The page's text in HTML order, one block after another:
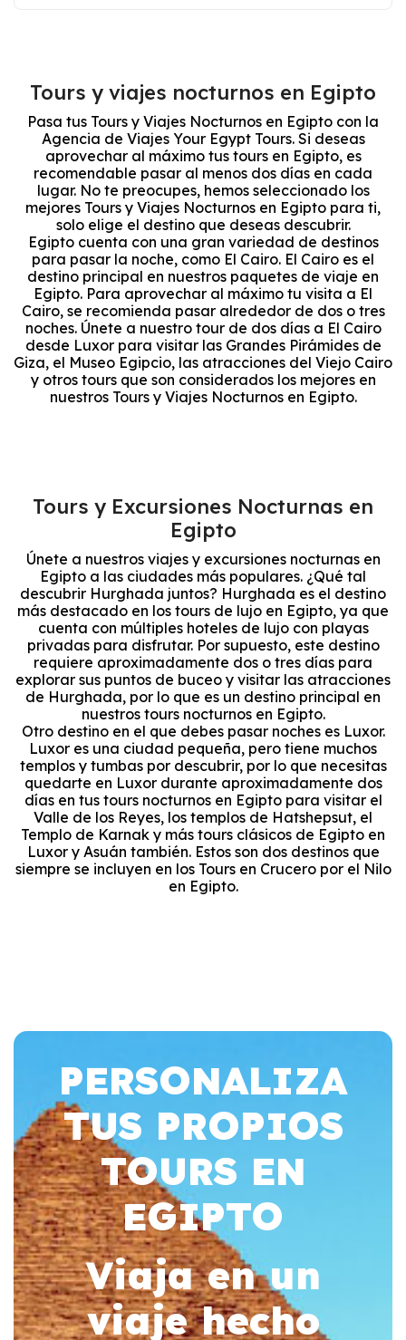
Tours y viajes nocturnos en Egipto
Pasa tus Tours y Viajes Nocturnos en Egipto con la
Agencia de Viajes Your Egypt Tours. Si deseas
aprovechar al máximo tus tours en Egipto, es
recomendable pasar al menos dos días en cada
lugar. No te preocupes, hemos seleccionado los
mejores Tours y Viajes Nocturnos en Egipto para ti,
solo elige el destino que deseas descubrir.
Egipto cuenta con una gran variedad de destinos
para pasar la noche, como El Cairo. El Cairo es el
destino principal en nuestros paquetes de viaje en
Egipto. Para aprovechar al máximo tu visita a El
Cairo, se recomienda pasar alrededor de dos o tres
noches. Únete a nuestro tour de dos días a El Cairo
desde Luxor para visitar las Grandes Pirámides de
Giza, el Museo Egipcio, las atracciones del Viejo Cairo
y otros tours que son considerados los mejores en
nuestros Tours y Viajes Nocturnos en Egipto.
Tours y Excursiones Nocturnas en
Egipto
Únete a nuestros viajes y excursiones nocturnas en
Egipto a las ciudades más populares. ¿Qué tal
descubrir Hurghada juntos? Hurghada es el destino
más destacado en los tours de lujo en Egipto, ya que
cuenta con múltiples hoteles de lujo con playas
privadas para disfrutar. Por supuesto, este destino
requiere aproximadamente dos o tres días para
explorar sus puntos de buceo y visitar las atracciones
de Hurghada, por lo que es un destino principal en
nuestros tours nocturnos en Egipto.
Otro destino en el que debes pasar noches es Luxor.
Luxor es una ciudad pequeña, pero tiene muchos
templos y tumbas por descubrir, por lo que necesitas
quedarte en Luxor durante aproximadamente dos
días en tus tours nocturnos en Egipto para visitar el
Valle de los Reyes, los templos de Hatshepsut, el
Templo de Karnak y más tours clásicos de Egipto en
Luxor y Asuán también. Estos son dos destinos que
siempre se incluyen en los Tours en Crucero por el Nilo
en Egipto.
PERSONALIZA
TUS PROPIOS
TOURS EN
EGIPTO
Viaja en un
viaje hecho